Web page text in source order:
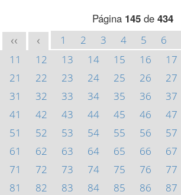
Página 145de 434
<< < 1 2 3 4 5 6
11
12 13 14 15 16 17
21
22 23 24 25 26 27
31
32 33 34 35 36 37
41
42 43 44 45 46 47
51
52 53 54 55 56 57
61
62 63 64 65 66 67
71
72 73 74 75 76 77
81
82 83 84 85 86 87